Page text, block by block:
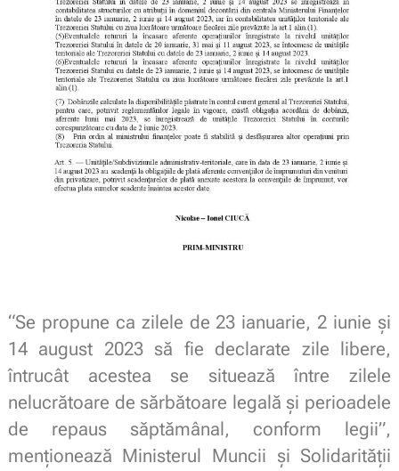
“Se propune ca zilele de 23 ianuarie, 2 iunie și
14 august 2023 să fie declarate zile libere,
întrucât acestea se situează între zilele
nelucrătoare de sărbătoare legală și perioadele
de repaus săptămânal, conform legii”,
menționează Ministerul Muncii și Solidarității